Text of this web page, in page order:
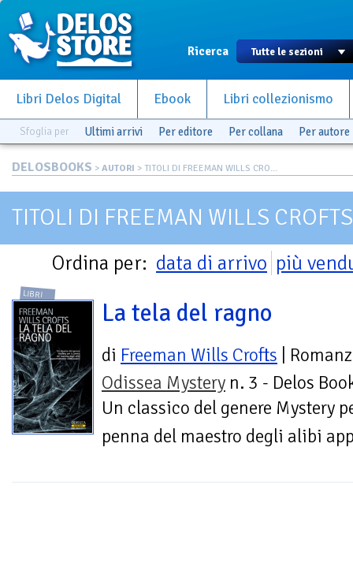
Ricerca
Libri Delos Digital Ebook Libri collezionismo
Sfoglia per Ultimi arrivi Per editore Per collana Per autore
DELOSBOOKS > AUTORI > TITOLI DI FREEMAN WILLS CRO...
TITOLI DI FREEMAN WILLS CROFTS
Ordina per: data di arrivo più
LIBRI
La tela del ragno
di Freeman Wills Crofts |
Odissea Mystery n. 3 - Delos
Un classico del genere Mystery
penna del maestro degli alibi